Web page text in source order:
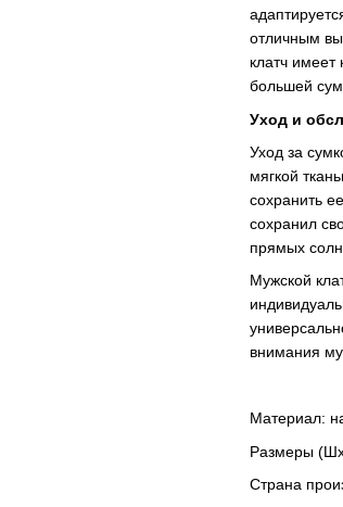
отличным
клатч
большей
Уход и
Уход за
мягкой
сохранить
сохранил
прямых
Мужской
внимания
Материал:
Размеры
Страна